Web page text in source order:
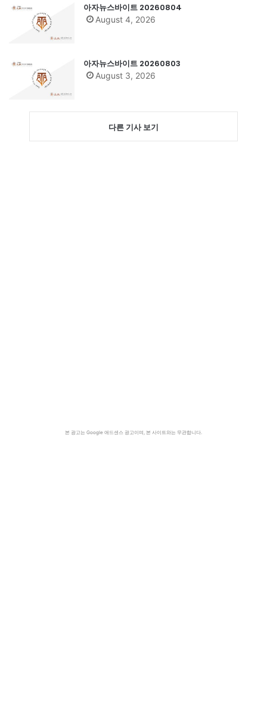
아자뉴스바이트 20260804
August 4, 2026
아자뉴스바이트 20260803
August 3, 2026
다른 기사 보기
본 광고는 Google 애드센스 광고이며, 본 사이트와는 무관합니다.